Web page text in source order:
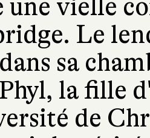
une vielle
Le
sa
la fille
de